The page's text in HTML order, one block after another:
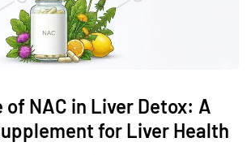
of NAC in Liver Detox: A
for Liver Health